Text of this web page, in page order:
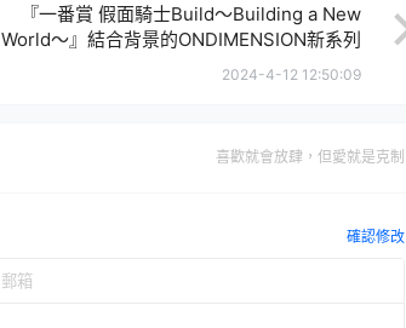
『一番賞 假面騎士Build～Building a New
World～』結合背景的ONDIMENSION新系列
躍動出擊！
2024-4-12 12:50:09
喜歡就會放肆，但愛就是克制
確認修改